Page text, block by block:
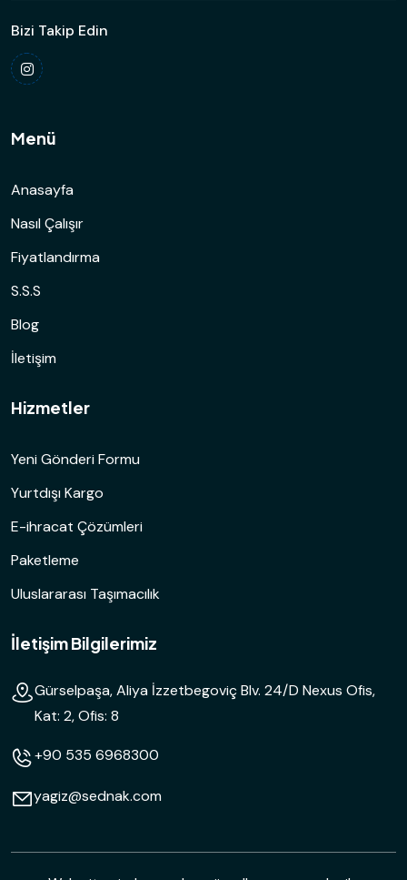
Bizi Takip Edin
Menü
Anasayfa
Nasıl Çalışır
Fiyatlandırma
S.S.S
Blog
İletişim
Hizmetler
Yeni Gönderi Formu
Yurtdışı Kargo
E-ihracat Çözümleri
Paketleme
Uluslararası Taşımacılık
İletişim Bilgilerimiz
Gürselpaşa, Aliya İzzetbegoviç Blv. 24/D Nexus Ofis,
Kat: 2, Ofis: 8
+90 535 6968300
yagiz@sednak.com